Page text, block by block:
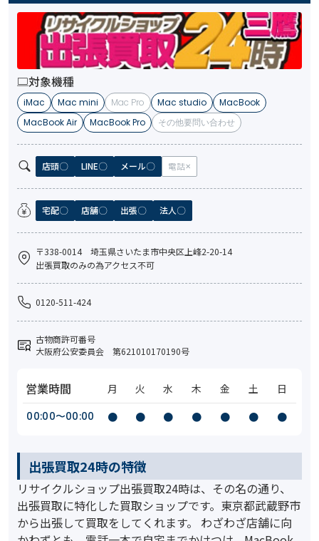
対象機種
iMac Mac mini Mac Pro Mac studio
MacBook
MacBook Air
MacBook Pro その他要問い合わせ
店頭 LINE メール 電話
宅配 店舗 出張 法人
〒338-0014 埼玉県さいたま市中央区上峰2-20-14
出張買取のみの為アクセス不可
0120-511-424
古物商許可番号
大阪府公安委員会 第621010170190号
営業時間 月 火 水 木 金 土
日
00:00〜00:00
● ● ● ● ● ● ●
出張買取24時の特徴
リサイクルショップ出張買取24時は、その名の通り、
出張買取に特化した買取ショップです。東京都武蔵野市
から出張して買取をしてくれます。 わざわざ店舗に向